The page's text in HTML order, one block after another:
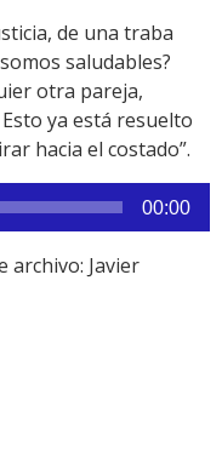
de una traba
saludables?
otra pareja,
ya está resuelto
hacia el costado”.
00:00
archivo: Javier